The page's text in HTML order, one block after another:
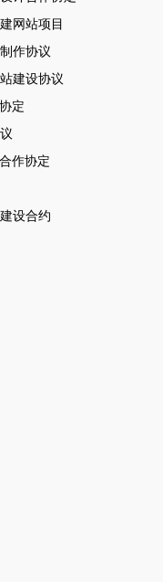
网站项目
作协议
建设协议
定
作协定
设合约